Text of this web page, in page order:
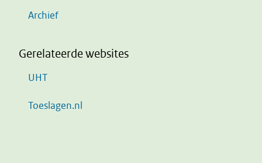
Archief
Gerelateerde websites
UHT
Toeslagen.nl